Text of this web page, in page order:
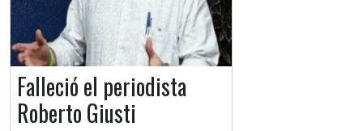
Falleció el periodista
Roberto Giusti